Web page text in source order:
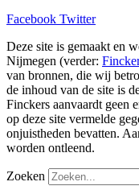
Facebook Twitter
Deze site is gemaakt en
Nijmegen (verder:
van bronnen, die wij
de inhoud van de site is
Finckers aanvaardt geen
op deze site vermelde
onjuistheden bevatten.
worden ontleend.
Zoeken